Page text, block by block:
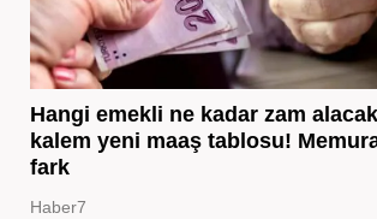
Hangi emekli ne kadar zam
kalem yeni maaş tablosu!
fark
Haber7